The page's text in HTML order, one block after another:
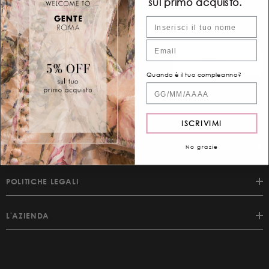
ISCRIVITI ALLA NOSTRA NEWSLETTER
ISCRIVIMI
SUPPORTO CLIENTI
POLITICHE LEGALI
L'AZIENDA
Quando è il tuo compleanno?
ISCRIVIMI
No grazie